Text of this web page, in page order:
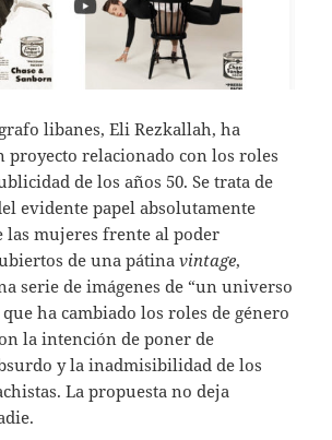
libanes, Eli Rezkallah, ha
proyecto relacionado con los roles
de los años 50. Se trata de
evidente papel absolutamente
las mujeres frente al poder
de una pátinavintage,
serie de imágenes de “un universo
ha cambiado los roles de género
la intención de poner de
y la inadmisibilidad de los
La propuesta no deja